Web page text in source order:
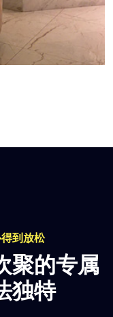
到放松
聚的专属
独特